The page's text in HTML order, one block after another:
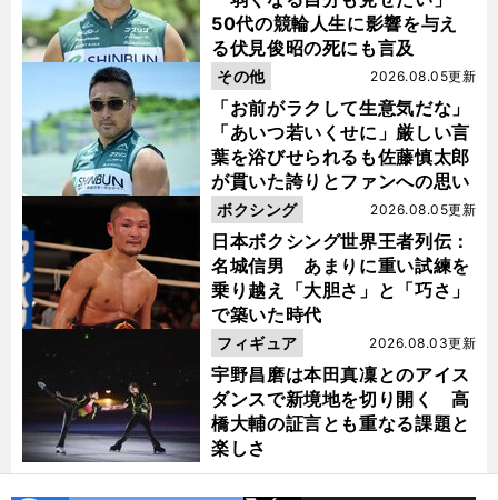
50代の競輪人生に影響を与え
る伏見俊昭の死にも言及
「お前がラクして生意気だな」
「あいつ若いくせに」厳しい言
葉を浴びせられるも佐藤慎太郎
が貫いた誇りとファンへの思い
2026.08.05更新
その他
日本ボクシング世界王者列伝：
名城信男 あまりに重い試練を
乗り越え「大胆さ」と「巧さ」
で築いた時代
2026.08.05更新
ボクシング
宇野昌磨は本田真凜とのアイス
ダンスで新境地を切り開く 高
橋大輔の証言とも重なる課題と
楽しさ
2026.08.03更新
フィギュア